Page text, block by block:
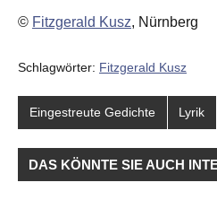
© Fitzgerald Kusz, Nürnberg
Schlagwörter: Fitzgerald Kusz
Eingestreute Gedichte Lyrik
DAS KÖNNTE SIE AUCH